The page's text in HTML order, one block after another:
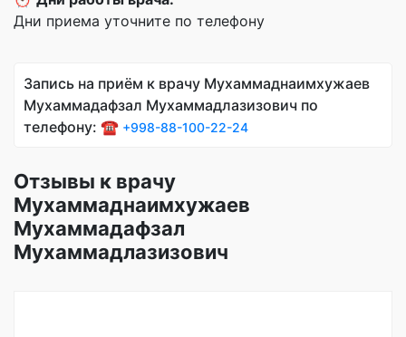
Дни приема уточните по телефону
Запись на приём к врачу Мухаммаднаимхужаев
Мухаммадафзал Мухаммадлазизович по
телефону: ☎️ +998-88-100-22-24
Отзывы к врачу
Мухаммаднаимхужаев
Мухаммадафзал
Мухаммадлазизович